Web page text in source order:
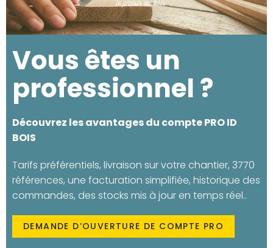
Vous êtes un
professionnel ?
Découvrez les avantages du compte PRO ID
BOIS
Tarifs préférentiels, livraison sur votre chantier, 3770
références, une facturation simplifiée, historique des
commandes, des stocks mis à jour en temps réel..
DEMANDE D’OUVERTURE DE COMPTE PRO